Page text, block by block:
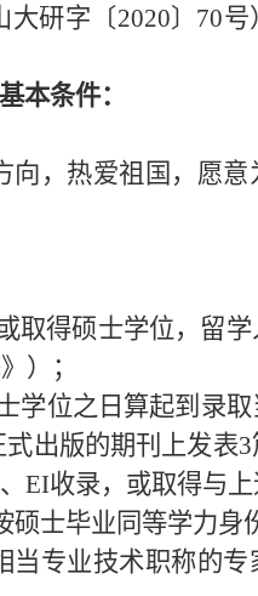
大研字〔2020〕 70号
本条件：
向，热爱祖国，愿
取得硕士学位，留
）；
学位之日算起到录
出版的期刊上发表3
、 EI收录，或取得与
硕士毕业同等学力身
当专业技术职称的